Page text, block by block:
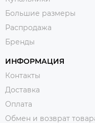
Большие размеры
Распродажа
Бренды
ИНФОРМАЦИЯ
Контакты
Доставка
Оплата
Обмен и возврат